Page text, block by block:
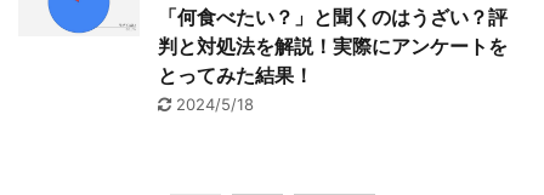
「何食べたい？」と聞くのはうざい？評
判と対処法を解説！実際にアンケートを
とってみた結果！
2024/5/18